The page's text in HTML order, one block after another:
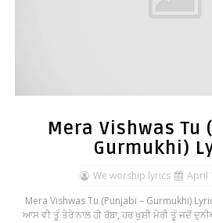
Mera Vishwas Tu
Gurmukhi)
We worship lyrics April
Mera Vishwas Tu (Punjabi – Gurmukhi)
ਆਸ ਵੀ ਤੂੰ ਤੇਰੇ ਨਾਲ ਹੀ ਰੱਬਾ, ਹਰ ਖੁਸ਼ੀ ਮੇਰੀ ਤੂੰ ਜਦੋਂ